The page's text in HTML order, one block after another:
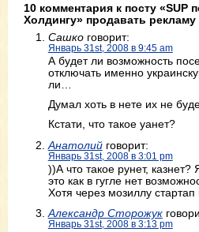
10 комментария к посту «SUP
Холдингу» продавать
Сашкоговорит:
Январь 31st, 2008 в 9:45 am
А будет ли возможность
отключать именно
ли…
Думал хоть в нете их не
Кстати, что такое уанет?
Анатолийговорит:
Январь 31st, 2008 в 3:01 pm
))А что такое рунет,
это как в гугле нет
Хотя через мозиллу
Александр Сторожук
Январь 31st, 2008 в 3:13 pm